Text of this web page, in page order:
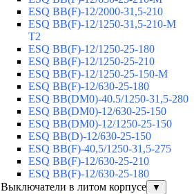
ESQ BB(F)-12/2000-31,5-210
ESQ BB(F)-12/1250-31,5-210-М
T2
ESQ BB(F)-12/1250-25-180
ESQ ВВ(F)-12/1250-25-210
ESQ ВВ(F)-12/1250-25-150-М
ESQ BB(F)-12/630-25-180
ESQ ВВ(DM0)-40.5/1250-31,5-280
ESQ ВВ(DM0)-12/630-25-150
ESQ ВВ(DM0)-12/1250-25-150
ESQ BB(D)-12/630-25-150
ESQ ВВ(F)-40,5/1250-31,5-275
ESQ ВВ(F)-12/630-25-210
ESQ ВВ(F)-12/630-25-180
Выключатели в литом корпусе
▼